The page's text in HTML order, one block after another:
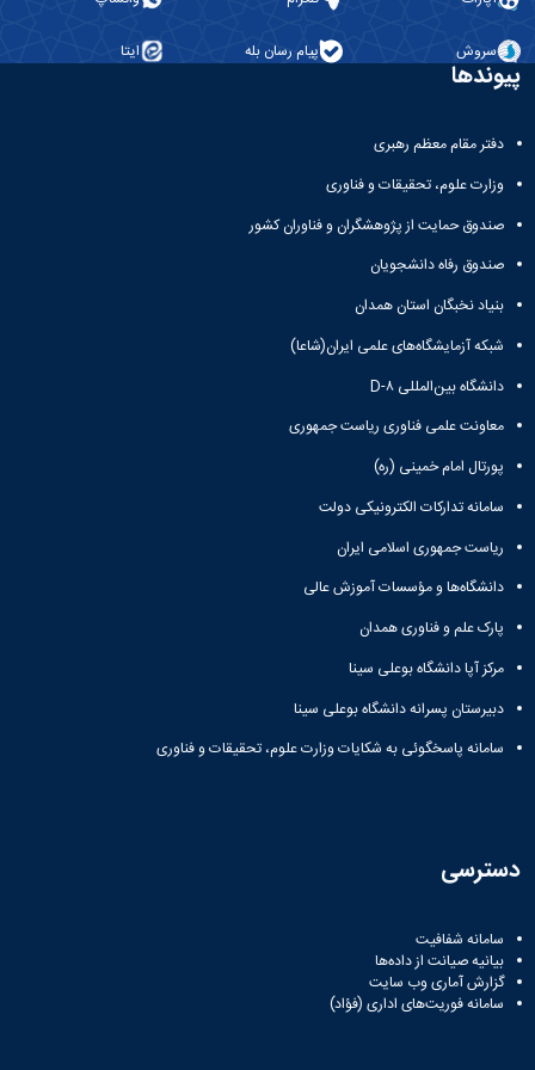
نشریات
معاونت
پژوهش
فناوری
نشریه
مطالعات
پلیس
فهرست
نشریات
علمی
معتبر
سروش پیام رسان بله ایتا
پیوندها
دفتر مقام معظم رهبری
وزارت علوم، تحقیقات و فناوری
صندوق حمایت از پژوهشگران و فناوران کشور
صندوق رفاه دانشجویان
بنیاد نخبگان استان همدان
شبکه آزمایشگاه‌های علمی ایران(شاعا)
دانشگاه بین‌المللی D-۸
معاونت علمی فناوری ریاست جمهوری
پورتال امام خمینی (ره)
سامانه تدارکات الکترونیکی دولت
ریاست جمهوری اسلامی ایران
دانشگاه‌ها و مؤسسات آموزش عالی
پارک علم و فناوری همدان
مرکز آپا دانشگاه بوعلی سینا
دبیرستان پسرانه دانشگاه بوعلی سینا
سامانه پاسخگوئی به شکایات وزارت علوم، تحقیقات و فناوری
دسترسی
سامانه شفافیت
بیانیه صیانت از داده‌ها
گزارش آماری وب‌ سایت
سامانه فوریت‌های اداری (فؤاد)